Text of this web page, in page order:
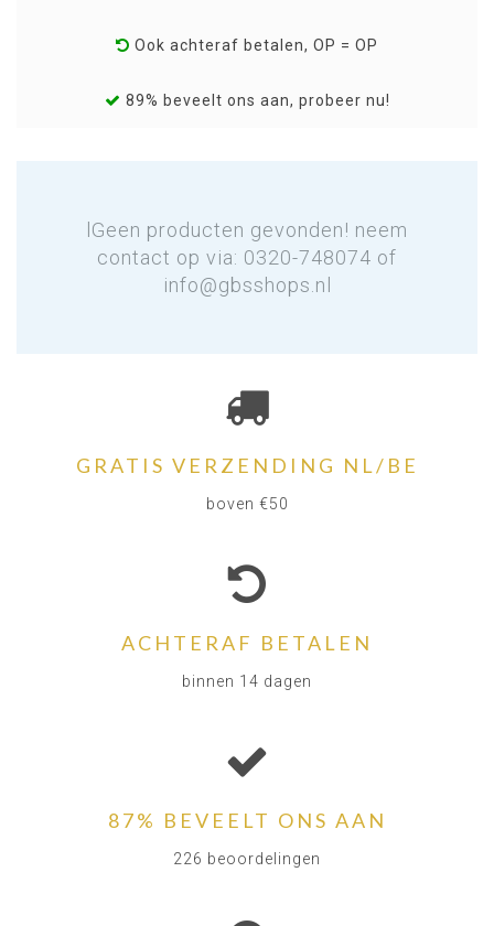
Ook achteraf betalen, OP = OP
89% beveelt ons aan, probeer nu!
lGeen producten gevonden! neem
contact op via: 0320-748074 of
info@gbsshops.nl
GRATIS VERZENDING NL/BE
boven €50
ACHTERAF BETALEN
binnen 14 dagen
87% BEVEELT ONS AAN
226 beoordelingen